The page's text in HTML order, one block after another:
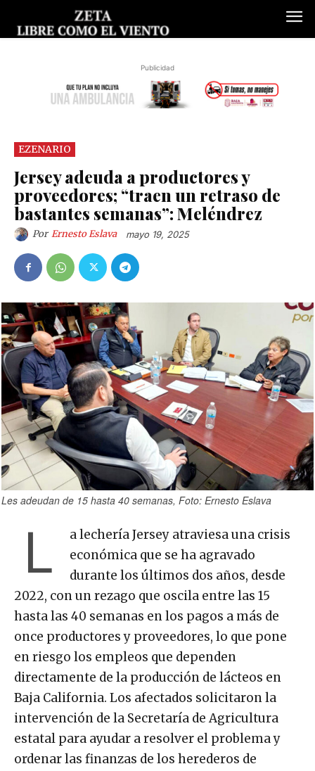
Publicidad
EZENARIO
Jersey adeuda a productores y
proveedores; “traen un retraso de
bastantes semanas”: Meléndrez
Por Ernesto Eslava mayo 19, 2025
Les adeudan de 15 hasta 40 semanas, Foto: Ernesto Eslava
L
a lechería Jersey atraviesa una crisis
económica que se ha agravado
durante los últimos dos años, desde
2022, con un rezago que oscila entre las 15
hasta las 40 semanas en los pagos a más de
once productores y proveedores, lo que pone
en riesgo los empleos que dependen
directamente de la producción de lácteos en
Baja California. Los afectados solicitaron la
intervención de la Secretaría de Agricultura
estatal para ayudar a resolver el problema y
ordenar las finanzas de los herederos de